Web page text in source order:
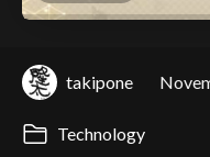
takipone
Technology